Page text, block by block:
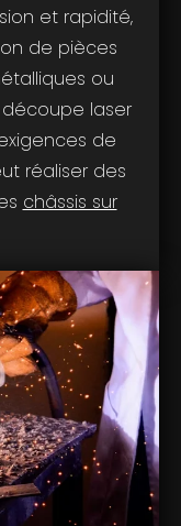
et rapidité,
de pièces
ou
découpe laser
de
réaliser des
châssis sur